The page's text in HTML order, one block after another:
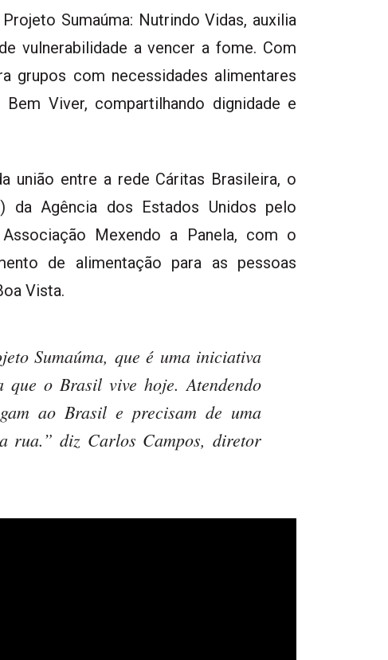
Sumaúma: Nutrindo Vidas, auxilia
vulnerabilidade a vencer a fome. Com
grupos com necessidades alimentares
Viver, compartilhando dignidade e
união entre a rede Cáritas Brasileira, o
da Agência dos Estados Unidos pelo
Mexendo a Panela, com o
de alimentação para as pessoas
Vista.
Sumaúma, que é uma iniciativa
que o Brasil vive hoje. Atendendo
ao Brasil e precisam de uma
rua.” diz Carlos Campos, diretor